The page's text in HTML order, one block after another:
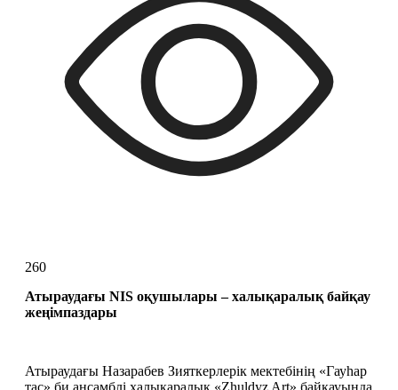
260
Атыраудағы NIS оқушылары – халықаралық байқау
жеңімпаздары
Атыраудағы Назарабев Зияткерлерік мектебінің «Гауһар
тас» би ансамблі халықаралық «Zhuldyz Art» байқауында